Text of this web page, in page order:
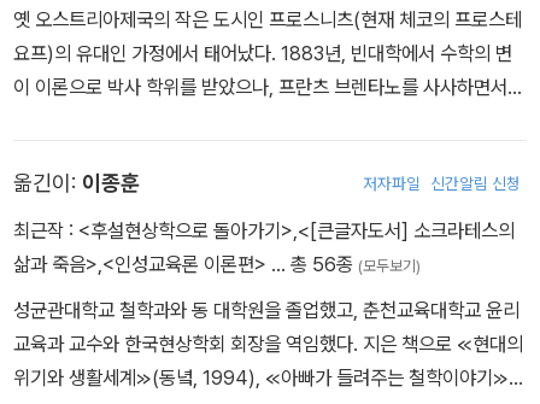
옛 오스트리아제국의 작은 도시인 프로스니츠(현재 체코의 프로스테
요프)의 유대인 가정에서 태어났다. 1883년, 빈대학에서 수학의 변
이 이론으로 박사 학위를 받았으나, 프란츠 브렌타노를 사사하면서
으로 프라이부르크대학의 철학과 정교수로 취임했다. 유대인이었기
에 말년에는 나치로부터 박해를 받았다. 초기 저작인 『산술 철학』(18
91)에서는 수학적 대상을 심리적 작용으로 환원하는 심리학주의에
판하면서 의식의 지향성에 대한 순수 기술적 방법인 현상학을 창시했
다. 이후 후설은 의식에 대한 순수 기술로서의 현상학을 초월론적 환
원에 기초한 초월론적 현상학으로 발전시켰는데, 이것을 체계적으로
옮긴이: 이종훈 저자파일 신간알림 신청
최근작 : <후설현상학으로 돌아가기> <[큰글자도서] 소크라테스의
삶과 죽음> <인성교육론 이론편> … 총 56종 (모두보기)
성균관대학교 철학과와 동 대학원을 졸업했고, 춘천교육대학교 윤리
교육과 교수와 한국현상학회 회장을 역임했다. 지은 책으로 ≪현대의
위기와 생활세계≫(동녘, 1994), ≪아빠가 들려주는 철학이야기≫